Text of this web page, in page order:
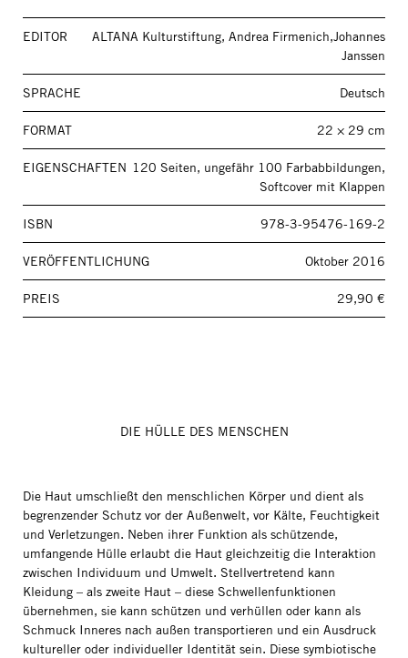
EDITOR
ALTANA Kulturstiftung, Andrea Firmenich,Johannes
Janssen
SPRACHE Deutsch
FORMAT 22 × 29 cm
EIGENSCHAFTEN 120 Seiten, ungefähr 100 Farbabbildungen,
Softcover mit Klappen
ISBN 978-3-95476-169-2
VERÖFFENTLICHUNG Oktober 2016
PREIS 29,90 €
DIE HÜLLE DES MENSCHEN
Die Haut umschließt den menschlichen Körper und dient als
begrenzender Schutz vor der Außenwelt, vor Kälte, Feuchtigkeit
und Verletzungen. Neben ihrer Funktion als schützende,
umfangende Hülle erlaubt die Haut gleichzeitig die Interaktion
zwischen Individuum und Umwelt. Stellvertretend kann
Kleidung – als zweite Haut – diese Schwellenfunktionen
übernehmen, sie kann schützen und verhüllen oder kann als
Schmuck Inneres nach außen transportieren und ein Ausdruck
kultureller oder individueller Identität sein. Diese symbiotische